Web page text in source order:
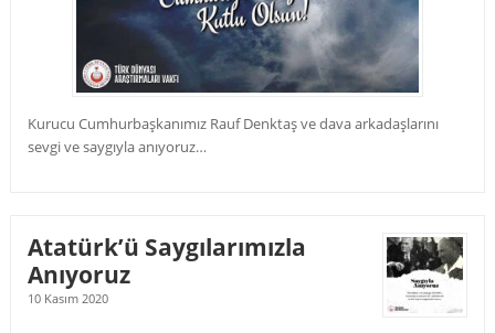
Kurucu Cumhurbaşkanımız Rauf Denktaş ve dava arkadaşlarını
sevgi ve saygıyla anıyoruz…
Atatürk’ü Saygılarımızla
Anıyoruz
10 Kasım 2020